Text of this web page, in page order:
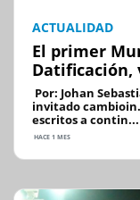
ACTUALIDAD
El primer
Datificación,
Por: Johan
invitado
escritos a contin...
HACE 1 MES